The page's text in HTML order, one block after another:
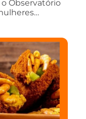
Observatório